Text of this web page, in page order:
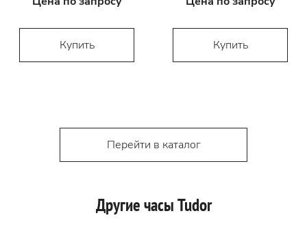
Купить Купить
Перейти в каталог
Другие часы Tudor